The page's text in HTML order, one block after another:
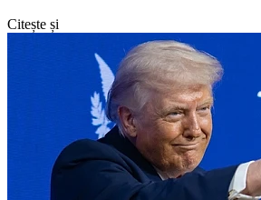
Citește și